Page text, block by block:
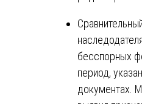
бесспорных
период,
документах.